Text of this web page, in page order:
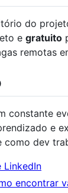
do
e gratuito
remotas
constante
e
como dev
LinkedIn
encontrar